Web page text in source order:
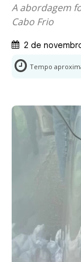
A abordagem
Cabo Frio
2 de
Tempo